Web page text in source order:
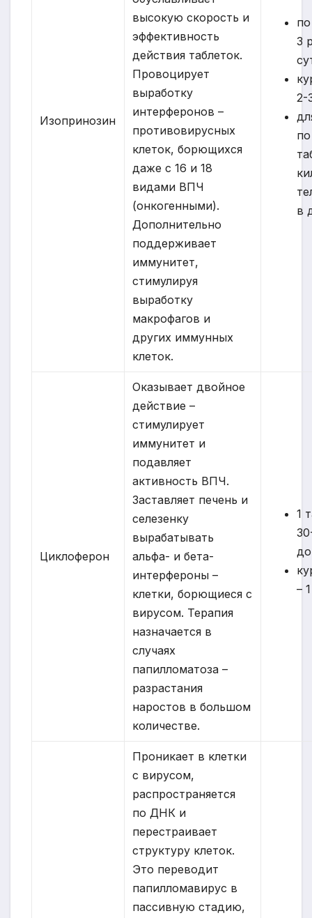
Изопринозин
высокую скорость и
эффективность
действия таблеток.
Провоцирует
выработку
интерферонов –
противовирусных
клеток, борющихся
даже с 16 и 18
видами ВПЧ
(онкогенными).
Дополнительно
поддерживает
иммунитет,
стимулируя
выработку
макрофагов и
других иммунных
клеток.
3
2-
в
Циклоферон
Оказывает двойное
действие –
стимулирует
иммунитет и
подавляет
активность ВПЧ.
Заставляет печень и
селезенку
вырабатывать
альфа- и бета-
интерфероны –
клетки, борющиеся с
вирусом. Терапия
назначается в
случаях
папилломатоза –
разрастания
наростов в большом
количестве.
1
–
Проникает в клетки
с вирусом,
распространяется
по ДНК и
перестраивает
структуру клеток.
Это переводит
папилломавирус в
пассивную стадию,